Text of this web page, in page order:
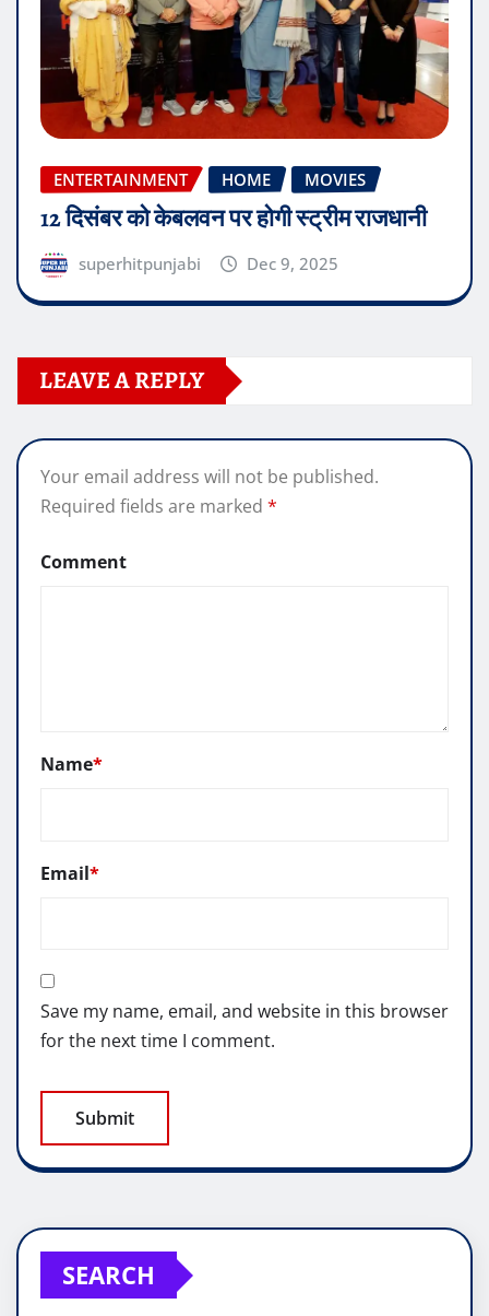
ENTERTAINMENT HOME MOVIES
12 दिसंबर को केबलवन पर होगी स्ट्रीम राजधानी
superhitpunjabi Dec 9, 2025
LEAVE A REPLY
Your email address will not be published.
Required fields are marked *
Comment
Name*
Email*
Save my name, email, and website in this browser
for the next time I comment.
SEARCH